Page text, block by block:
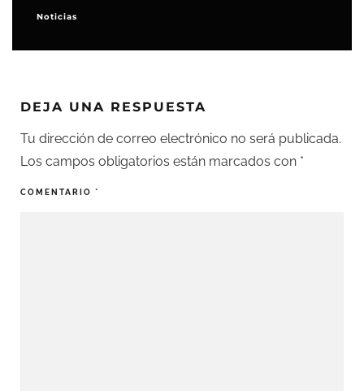
Noticias
DEJA UNA RESPUESTA
Tu dirección de correo electrónico no será publicada.
Los campos obligatorios están marcados con *
COMENTARIO *